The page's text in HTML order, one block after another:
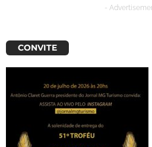
-
CONVITE